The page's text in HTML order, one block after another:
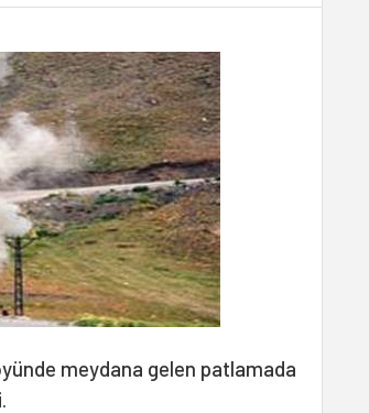
meydana gelen patlamada